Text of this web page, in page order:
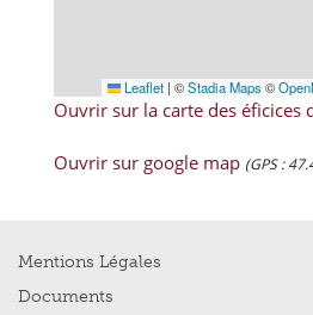
Leaflet | ©Stadia Maps ©
Ouvrir sur la carte des éficices
Ouvrir sur google map (GPS :
Mentions Légales
Documents